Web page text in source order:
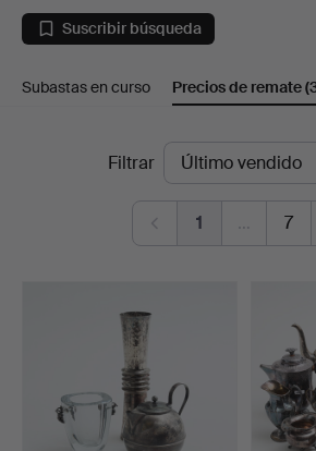
en
Auktionshuset
Johansson
Suscribir búsqueda
Subastas en curso Precios de remate
Filtrar
1 … 7